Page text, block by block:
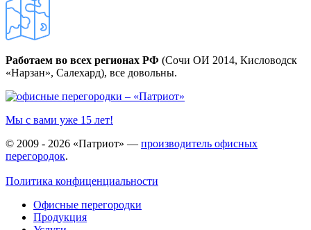
Работаем во всех регионах РФ (Сочи ОИ 2014, Кисловодск
«Нарзан», Салехард), все довольны.
Мы с вами уже 15 лет!
© 2009 - 2026 «Патриот» — производитель офисных
перегородок.
Политика конфиценциальности
Офисные перегородки
Продукция